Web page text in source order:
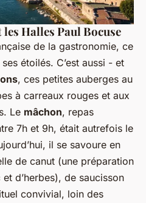
Halles Paul Bocuse
de la gastronomie, ce
étoilés. C’est aussi - et
, ces petites auberges au
à carreaux rouges et aux
Le mâchon, repas
7h et 9h, était autrefois le
il se savoure en
de canut (une préparation
d’herbes), de saucisson
convivial, loin des